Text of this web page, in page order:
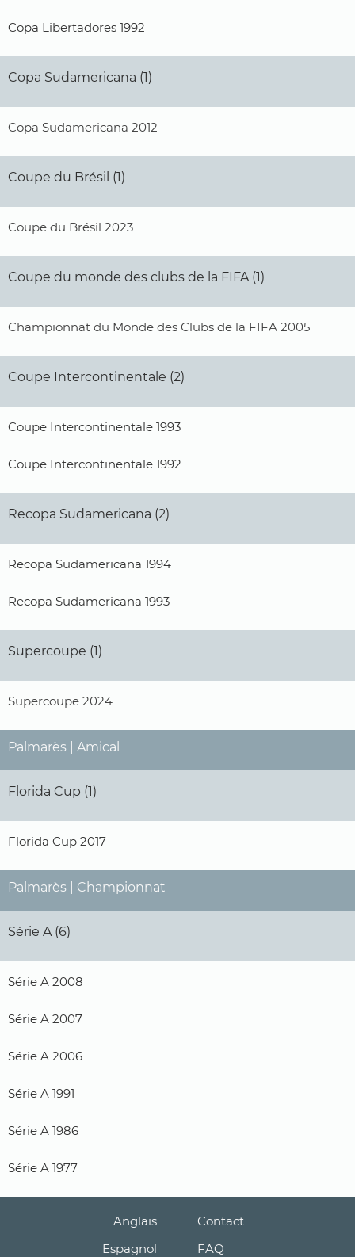
Copa Libertadores 1992
Copa Sudamericana (1)
Copa Sudamericana 2012
Coupe du Brésil (1)
Coupe du Brésil 2023
Coupe du monde des clubs de la FIFA (1)
Championnat du Monde des Clubs de la FIFA 2005
Coupe Intercontinentale (2)
Coupe Intercontinentale 1993
Coupe Intercontinentale 1992
Recopa Sudamericana (2)
Recopa Sudamericana 1994
Recopa Sudamericana 1993
Supercoupe (1)
Supercoupe 2024
Palmarès | Amical
Florida Cup (1)
Florida Cup 2017
Palmarès | Championnat
Série A (6)
Série A 2008
Série A 2007
Série A 2006
Série A 1991
Série A 1986
Série A 1977
Anglais
Espagnol
Contact
FAQ